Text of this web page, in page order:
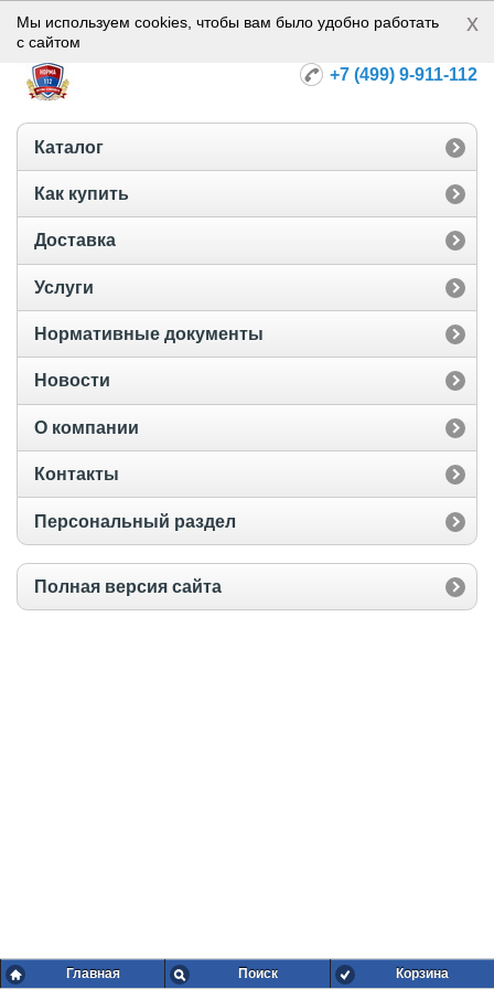
Норма-112
+7 (499) 9-911-112
Каталог
Как купить
Доставка
Услуги
Нормативные документы
Новости
О компании
Контакты
Персональный раздел
Полная версия сайта
Главная Поиск Корзина
Мы используем cookies, чтобы вам было удобно работать
с сайтом
x